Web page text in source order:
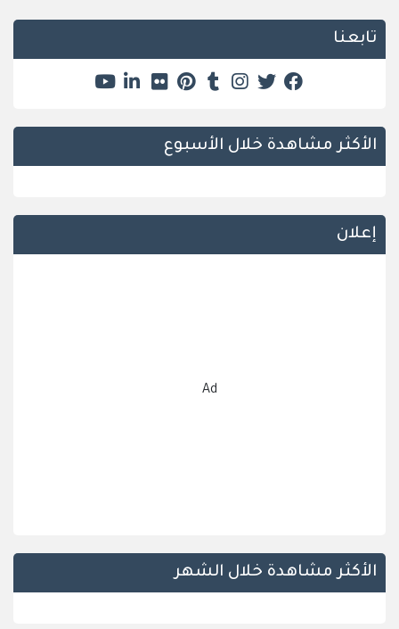
تابعنا
الأكثر مشاهدة خلال الأسبوع
إعلان
Ad
الأكثر مشاهدة خلال الشهر